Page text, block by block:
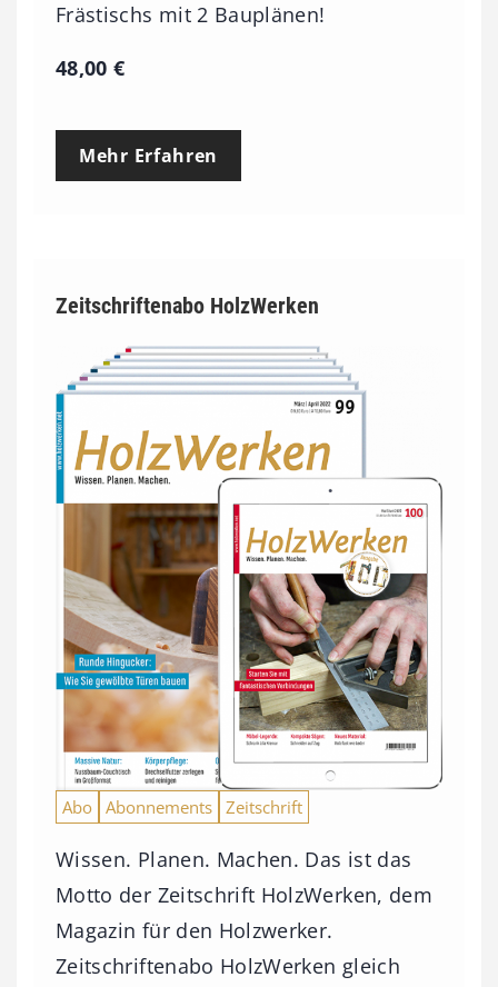
Frästischs mit 2 Bauplänen!
48,00€
Mehr Erfahren
Zeitschriftenabo HolzWerken
Abo Abonnements Zeitschrift
Wissen. Planen. Machen. Das ist das
Motto der Zeitschrift HolzWerken, dem
Magazin für den Holzwerker.
Zeitschriftenabo HolzWerken gleich